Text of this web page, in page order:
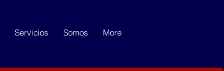
Servicios Somos More